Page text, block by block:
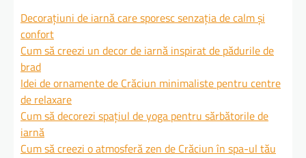
Decorațiuni de iarnă care sporesc senzația de calm și
confort
Cum să creezi un decor de iarnă inspirat de pădurile de
brad
Idei de ornamente de Crăciun minimaliste pentru centre
de relaxare
Cum să decorezi spațiul de yoga pentru sărbătorile de
iarnă
Cum să creezi o atmosferă zen de Crăciun în spa-ul tău